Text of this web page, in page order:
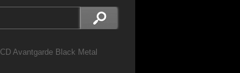
CD Avantgarde Black Metal